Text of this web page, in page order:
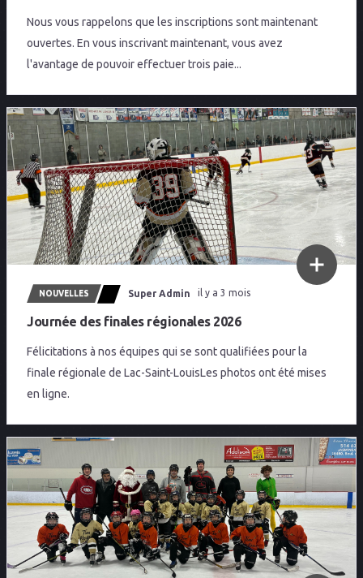
Nous vous rappelons que les inscriptions sont maintenant
ouvertes. En vous inscrivant maintenant, vous avez
l'avantage de pouvoir effectuer trois paie...
NOUVELLES Super Admin il y a 3 mois
Journée des finales régionales 2026
Félicitations à nos équipes qui se sont qualifiées pour la
finale régionale de Lac-Saint-LouisLes photos ont été mises
en ligne.